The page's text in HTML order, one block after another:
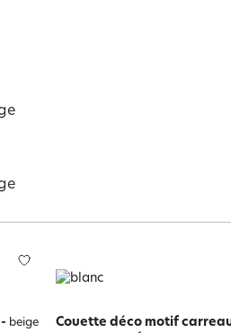
- beige
Couette déco motif